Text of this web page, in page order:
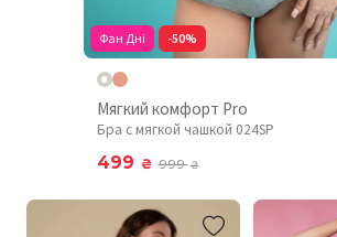
Фан Дні -50%
Мягкий комфорт Pro
Бра с мягкой чашкой 024SP
499 ₴ 999₴